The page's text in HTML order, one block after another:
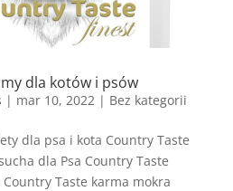
dla kotów i psów
| mar 10, 2022 | Bez kategorii
dla psa i kota Country Taste
dla Psa Country Taste
Taste karma mokra